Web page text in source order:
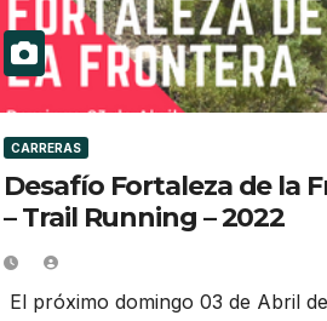
CARRERAS
Desafío Fortaleza de la
– Trail Running – 2022
El próximo domingo 03 de Abril